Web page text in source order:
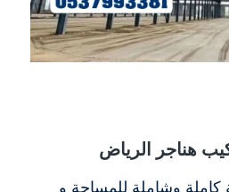
هناجر الرياض
وشاملة للمساحة و